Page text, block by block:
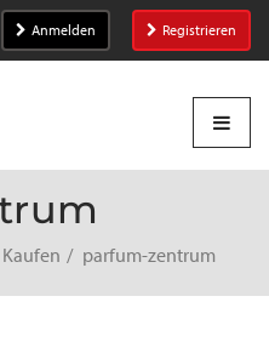
Anmelden Registrieren
Kaufen parfum-zentrum